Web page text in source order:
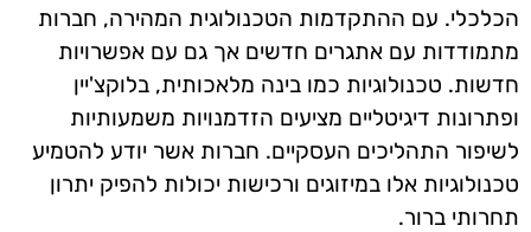
הכלכלי. עם ההתקדמות הטכנולוגית המהירה, חברות
מתמודדות עם אתגרים חדשים אך גם עם אפשרויות
חדשות. טכנולוגיות כמו בינה מלאכותית, בלוקצ'יין
ופתרונות דיגיטליים מציעים הזדמנויות משמעותיות
לשיפור התהליכים העסקיים. חברות אשר יודע להטמיע
טכנולוגיות אלו במיזוגים ורכישות יכולות להפיק יתרון
תחרותי ברור.